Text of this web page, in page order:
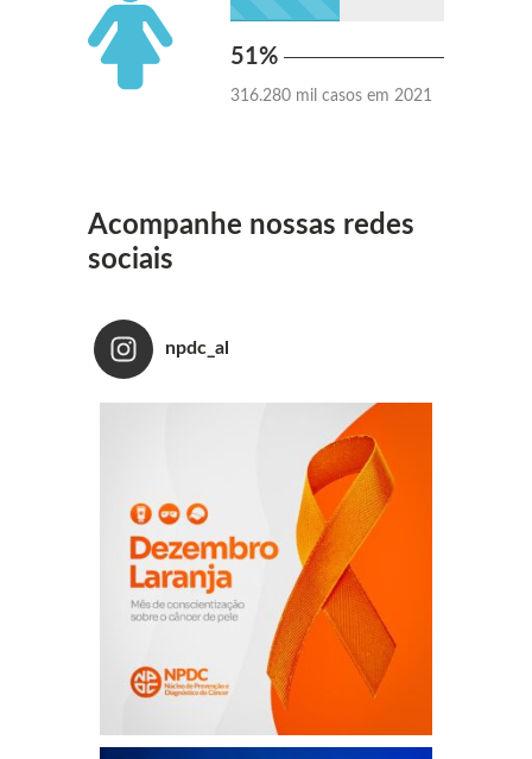
51%
316.280 mil casos em 2021
Acompanhe nossas redes
sociais
npdc_al